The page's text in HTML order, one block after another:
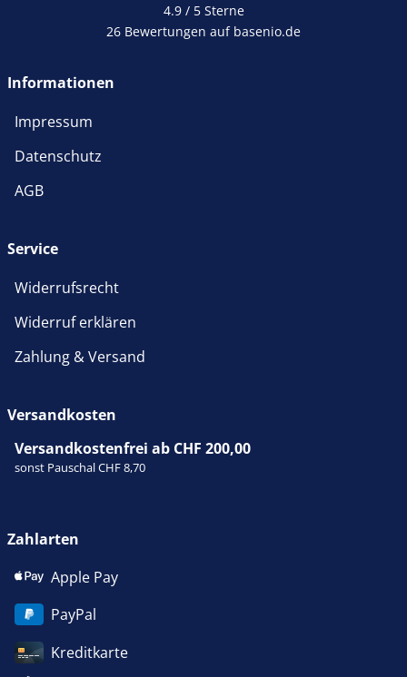
4.9 / 5Sterne
26 Bewertungen auf basenio.de
Informationen
Impressum
Datenschutz
AGB
Service
Widerrufsrecht
Widerruf erklären
Zahlung & Versand
Versandkosten
Versandkostenfrei ab CHF 200,00
sonst Pauschal CHF 8,70
Zahlarten
Apple Pay
PayPal
Kreditkarte